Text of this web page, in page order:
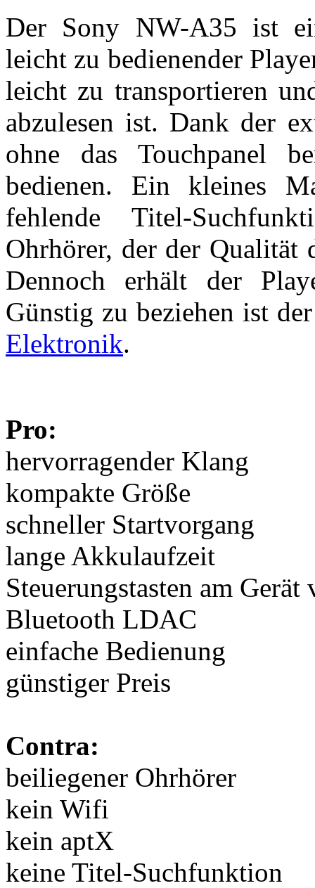
Der Sony NW-A35 ist
leicht zu bedienender
leicht zu transportieren
abzulesen ist. Dank der
ohne das Touchpanel
bedienen. Ein kleines
fehlende Titel-
Ohrhörer, der der Qualität
Dennoch erhält der
Günstig zu beziehen ist
Elektronik.
Pro:
hervorragender Klang
kompakte Größe
schneller Startvorgang
lange Akkulaufzeit
Steuerungstasten am Gerät
Bluetooth LDAC
einfache Bedienung
günstiger Preis
Contra:
beiliegener Ohrhörer
kein Wifi
kein aptX
keine Titel-Suchfunktion